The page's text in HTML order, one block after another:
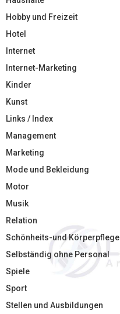
Hobby und Freizeit
Hotel
Internet
Internet-Marketing
Kinder
Kunst
Links / Index
Management
Marketing
Mode und Bekleidung
Motor
Musik
Relation
Schönheits-und Körperpflege
Selbständig ohne Personal
Spiele
Sport
Stellen und Ausbildungen